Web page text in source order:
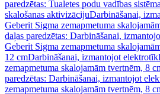
paredzētas: Tualetes podu vadības
skalošanas aktivizācijuDarbināšanai,
Geberit Sigma zemapmetuma
daļas paredzētas: Darbināšanai,
Geberit Sigma zemapmetuma
12 cmDarbināšanai, izmantojot
zemapmetuma skalojamām tvertnēm, 8
paredzētas: Darbināšanai, izmantojot
zemapmetuma skalojamām tvertnēm, 8